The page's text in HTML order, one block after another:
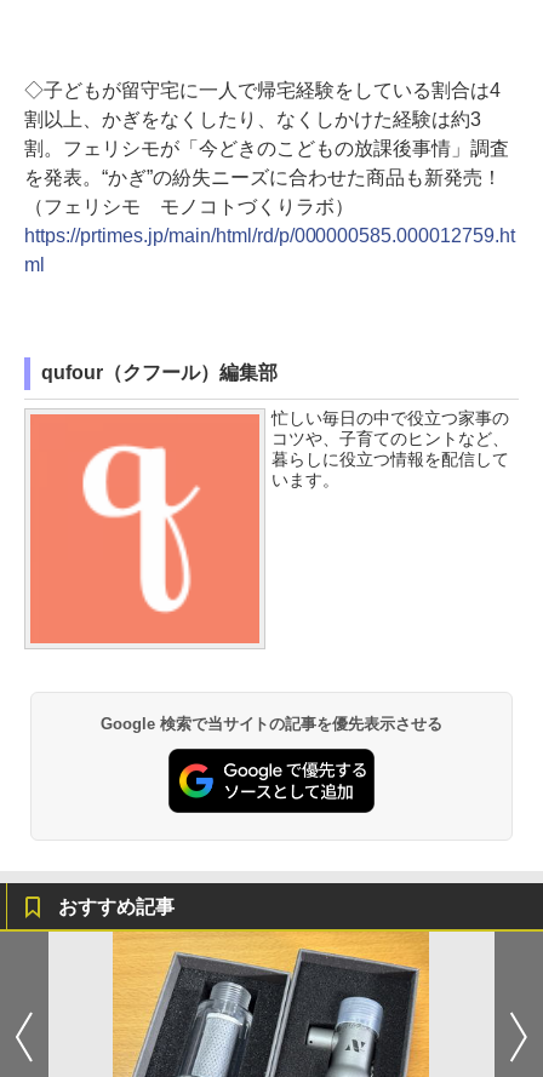
◇子どもが留守宅に一人で帰宅経験をしている割合は4
割以上、かぎをなくしたり、なくしかけた経験は約3
割。フェリシモが「今どきのこどもの放課後事情」調査
を発表。“かぎ”の紛失ニーズに合わせた商品も新発売！
（フェリシモ モノコトづくりラボ）
https://prtimes.jp/main/html/rd/p/000000585.000012759.ht
ml
qufour（クフール）編集部
忙しい毎日の中で役立つ家事の
コツや、子育てのヒントなど、
暮らしに役立つ情報を配信して
います。
Google 検索で当サイトの記事を優先表示させる
おすすめ記事